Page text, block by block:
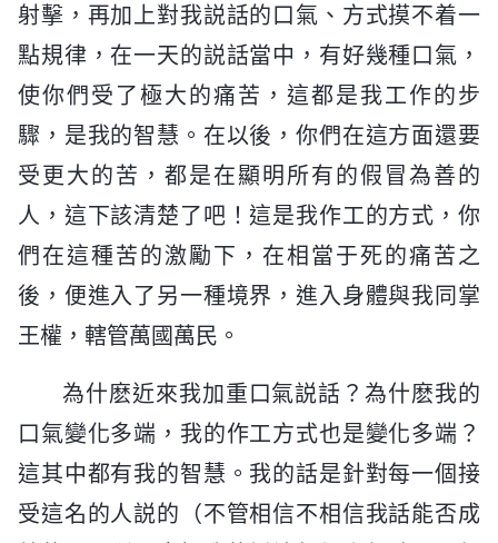
射擊，再加上對我説話的口氣、方式摸不着一
點規律，在一天的説話當中，有好幾種口氣，
使你們受了極大的痛苦，這都是我工作的步
驟，是我的智慧。在以後，你們在這方面還要
受更大的苦，都是在顯明所有的假冒為善的
人，這下該清楚了吧！這是我作工的方式，你
們在這種苦的激勵下，在相當于死的痛苦之
後，便進入了另一種境界，進入身體與我同掌
王權，轄管萬國萬民。
為什麽近來我加重口氣説話？為什麽我的
口氣變化多端，我的作工方式也是變化多端？
這其中都有我的智慧。我的話是針對每一個接
受這名的人説的（不管相信不相信我話能否成